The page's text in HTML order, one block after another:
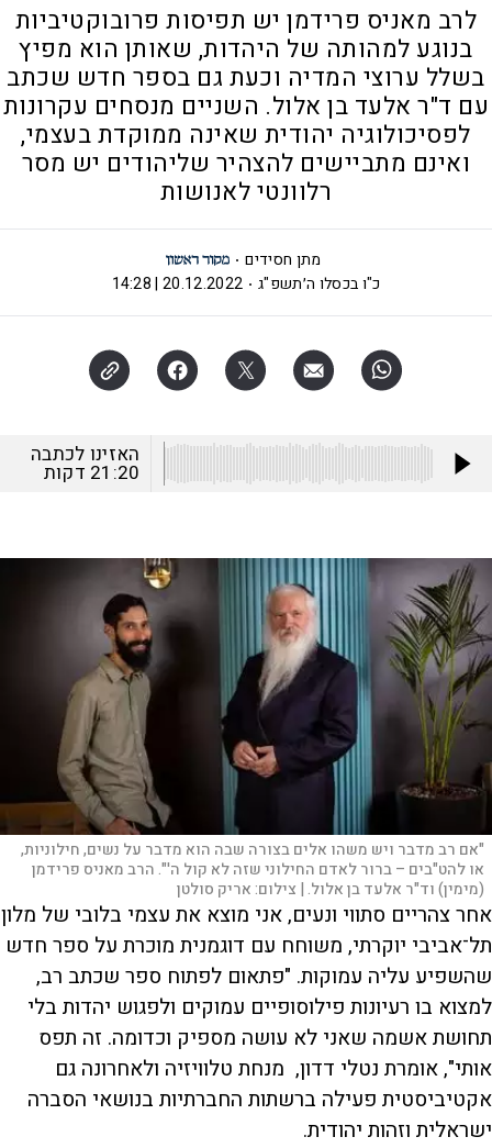
לרב מאניס פרידמן יש תפיסות פרובוקטיביות
בנוגע למהותה של היהדות, שאותן הוא מפיץ
בשלל ערוצי המדיה וכעת גם בספר חדש שכתב
עם ד"ר אלעד בן אלול. השניים מנסחים עקרונות
לפסיכולוגיה יהודית שאינה ממוקדת בעצמי,
ואינם מתביישים להצהיר שליהודים יש מסר
רלוונטי לאנושות
מתן חסידים
כ"ו בכסלו ה׳תשפ"ג
20.12.2022 | 14:28
האזינו לכתבה
21:20 דקות
"אם רב מדבר ויש משהו אלים בצורה שבה הוא מדבר על נשים, חילוניות,
או להט"בים – ברור לאדם החילוני שזה לא קול ה'". הרב מאניס פרידמן
(מימין) וד"ר אלעד בן אלול. | צילום:אריק סולטן
אחר צהריים סתווי ונעים, אני מוצא את עצמי בלובי של מלון
תל־אביבי יוקרתי, משוחח עם דוגמנית מוכרת על ספר חדש
שהשפיע עליה עמוקות. "פתאום לפתוח ספר שכתב רב,
למצוא בו רעיונות פילוסופיים עמוקים ולפגוש יהדות בלי
תחושת אשמה שאני לא עושה מספיק וכדומה. זה תפס
אותי", אומרת נטלי דדון, מנחת טלוויזיה ולאחרונה גם
אקטיביסטית פעילה ברשתות החברתיות בנושאי הסברה
ישראלית וזהות יהודית.